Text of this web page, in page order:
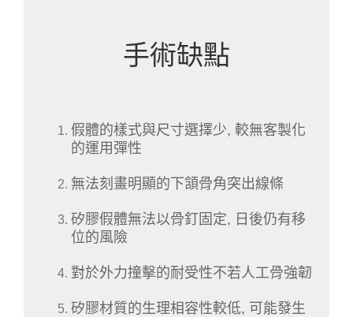
手術缺點
假體的樣式與尺寸選擇少, 較無客製化
的運用彈性
無法刻畫明顯的下頷骨角突出線條
矽膠假體無法以骨釘固定, 日後仍有移
位的風險
對於外力撞擊的耐受性不若人工骨強韌
矽膠材質的生理相容性較低, 可能發生